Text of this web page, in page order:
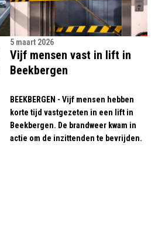
5 maart 2026
Vijf mensen vast in lift in
Beekbergen
BEEKBERGEN - Vijf mensen hebben
korte tijd vastgezeten in een lift in
Beekbergen. De brandweer kwam in
actie om de inzittenden te bevrijden.